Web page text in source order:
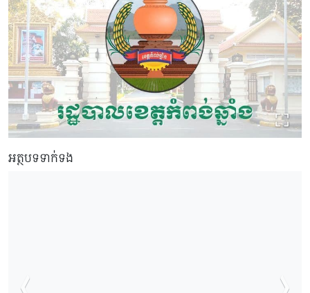
អត្ថបទទាក់ទង